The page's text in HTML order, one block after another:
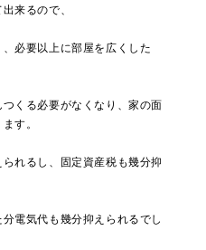
来るので、
必要以上に部屋を広くした
くる必要がなくなり、家の面
す。
れるし、固定資産税も幾分抑
電気代も幾分抑えられるでし